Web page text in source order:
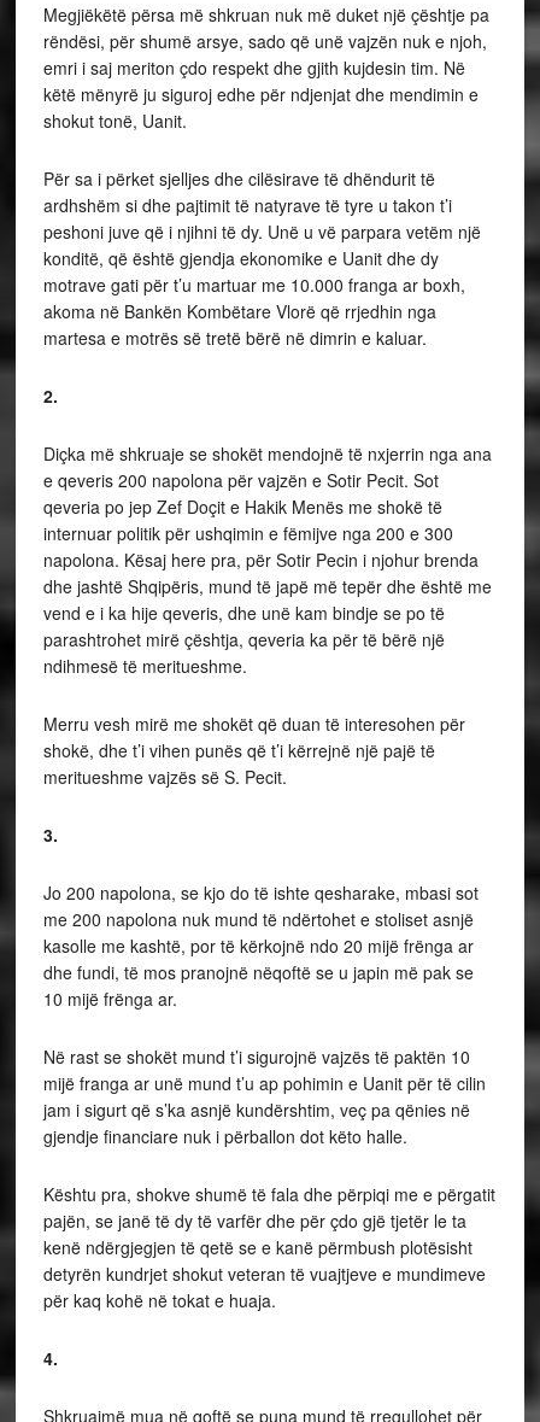
Megjiëkëtë përsa më shkruan nuk më duket një çështje pa
rëndësi, për shumë arsye, sado që unë vajzën nuk e njoh,
emri i saj meriton çdo respekt dhe gjith kujdesin tim. Në
këtë mënyrë ju siguroj edhe për ndjenjat dhe mendimin e
shokut tonë, Uanit.
Për sa i përket sjelljes dhe cilësirave të dhëndurit të
ardhshëm si dhe pajtimit të natyrave të tyre u takon t’i
peshoni juve që i njihni të dy. Unë u vë parpara vetëm një
konditë, që është gjendja ekonomike e Uanit dhe dy
motrave gati për t’u martuar me 10.000 franga ar boxh,
akoma në Bankën Kombëtare Vlorë që rrjedhin nga
martesa e motrës së tretë bërë në dimrin e kaluar.
2.
Diçka më shkruaje se shokët mendojnë të nxjerrin nga ana
e qeveris 200 napolona për vajzën e Sotir Pecit. Sot
qeveria po jep Zef Doçit e Hakik Menës me shokë të
internuar politik për ushqimin e fëmijve nga 200 e 300
napolona. Kësaj here pra, për Sotir Pecin i njohur brenda
dhe jashtë Shqipëris, mund të japë më tepër dhe është me
vend e i ka hije qeveris, dhe unë kam bindje se po të
parashtrohet mirë çështja, qeveria ka për të bërë një
ndihmesë të meritueshme.
Merru vesh mirë me shokët që duan të interesohen për
shokë, dhe t’i vihen punës që t’i kërrejnë një pajë të
meritueshme vajzës së S. Pecit.
3.
Jo 200 napolona, se kjo do të ishte qesharake, mbasi sot
me 200 napolona nuk mund të ndërtohet e stoliset asnjë
kasolle me kashtë, por të kërkojnë ndo 20 mijë frënga ar
dhe fundi, të mos pranojnë nëqoftë se u japin më pak se
10 mijë frënga ar.
Në rast se shokët mund t’i sigurojnë vajzës të paktën 10
mijë franga ar unë mund t’u ap pohimin e Uanit për të cilin
jam i sigurt që s’ka asnjë kundërshtim, veç pa qënies në
gjendje financiare nuk i përballon dot këto halle.
Kështu pra, shokve shumë të fala dhe përpiqi me e përgatit
pajën, se janë të dy të varfër dhe për çdo gjë tjetër le ta
kenë ndërgjegjen të qetë se e kanë përmbush plotësisht
detyrën kundrjet shokut veteran të vuajtjeve e mundimeve
për kaq kohë në tokat e huaja.
4.
Shkruajmë mua në qoftë se puna mund të rregullohet për